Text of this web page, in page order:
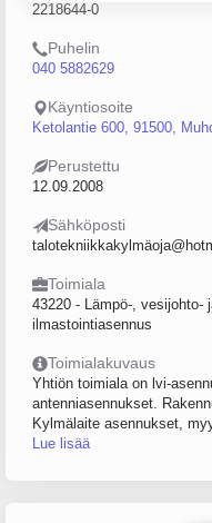
2218644-0
Puhelin
040 5882629
Käyntiosoite
Ketolantie 600, 91500,
Perustettu
12.09.2008
Sähköposti
Toimiala
43220 - Lämpö-, vesijohto-
ilmastointiasennus
Toimialakuvaus
Yhtiön toimiala on lvi-
antenniasennukset.
Kylmälaite asennukset,
Lue lisää